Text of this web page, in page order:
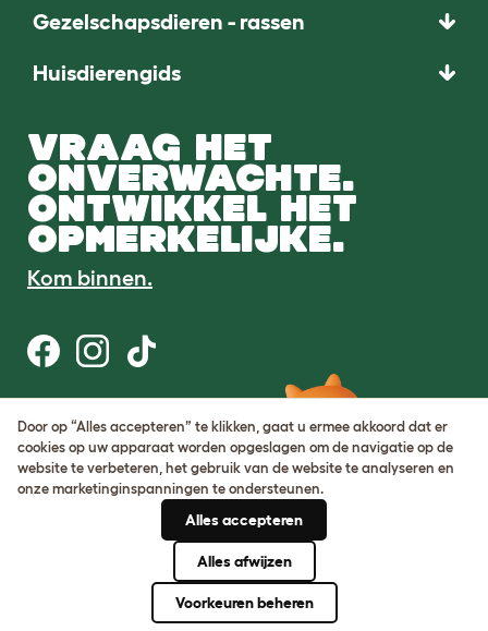
Gezelschapsdieren - rassen
Huisdierengids
VRAAG HET
ONVERWACHTE.
ONTWIKKEL HET
OPMERKELIJKE.
Kom binnen.
Gebruiksvoorwaarden
Cookie & privacybeleid
Cookie Settings
Sitemap
BTW-nummer: DE317631106
Door op “Alles accepteren” te klikken, gaat u ermee akkoord dat er
cookies op uw apparaat worden opgeslagen om de navigatie op de
website te verbeteren, het gebruik van de website te analyseren en
onze marketinginspanningen te ondersteunen.
Alles accepteren
Alles afwijzen
Voorkeuren beheren